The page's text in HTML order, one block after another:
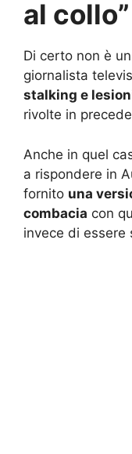
al collo”
Di certo non è
giornalista
stalking e
rivolte in
Anche in quel
a rispondere in
fornito una
combacia con
invece di essere